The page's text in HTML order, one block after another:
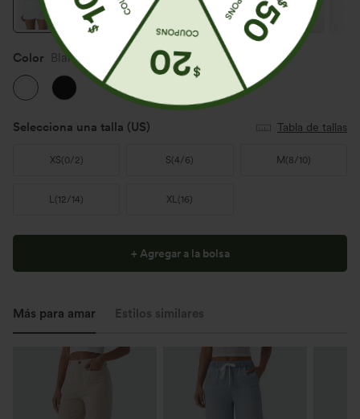
Color Blanco
Selecciona una talla (US) Tabla de tallas
XS(0/2) S(4/6) M (8/10)
L(12/14) XL(16)
+ Agregar a la bolsa
Más para amar Estilos similares